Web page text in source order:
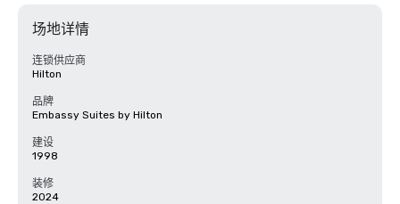
场地详情
连锁供应商
Hilton
品牌
Embassy Suites by Hilton
建设
1998
装修
2024